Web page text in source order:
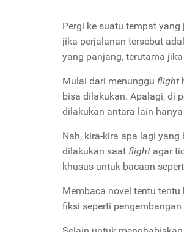
Pergi ke suatu tempat
jika perjalanan tersebut
yang panjang, terutama
Mulai dari menunggu flight
bisa dilakukan. Apalagi, di
dilakukan antara lain
Nah, kira-kira apa lagi
dilakukan saat flight agar
khusus untuk bacaan
Membaca novel tentu
fiksi seperti